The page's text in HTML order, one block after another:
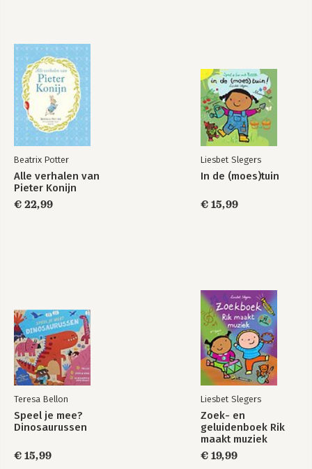
Beatrix Potter
Alle verhalen van
Pieter Konijn
€ 22,99
Liesbet Slegers
In de (moes)tuin
€ 15,99
Teresa Bellon
Speel je mee?
Dinosaurussen
€ 15,99
Liesbet Slegers
Zoek- en
geluidenboek Rik
maakt muziek
€ 19,99